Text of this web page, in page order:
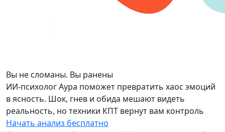
Вы не сломаны. Вы ранены
ИИ-психолог Аура поможет превратить хаос эмоций
в ясность. Шок, гнев и обида мешают видеть
реальность, но техники КПТ вернут вам контроль
Начать анализ бесплатно